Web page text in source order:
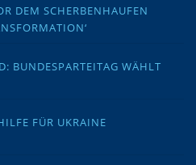
DEM SCHERBENHAUFEN
BUNDESPARTEITAG WÄHLT
FÜR UKRAINE